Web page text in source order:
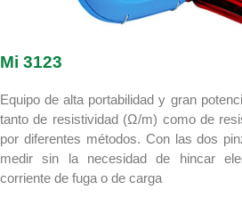
Mi 3123
Equipo de alta portabilidad y gran
tanto de resistividad (Ω/m) como de
por diferentes métodos. Con las dos
medir sin la necesidad de hincar
corriente de fuga o de carga